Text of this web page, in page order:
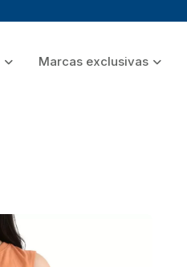
Marcas exclusivas